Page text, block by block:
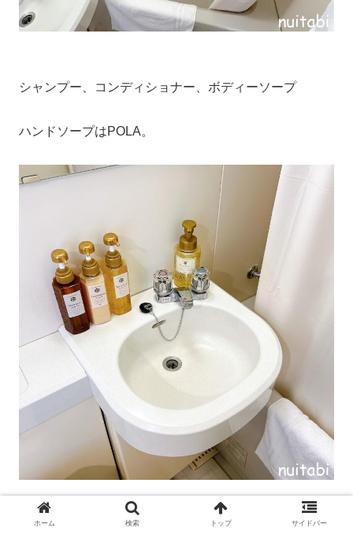
シャンプー、コンディショナー、ボディーソープ
ハンドソープはPOLA。
ホーム 検索 トップ サイドバー